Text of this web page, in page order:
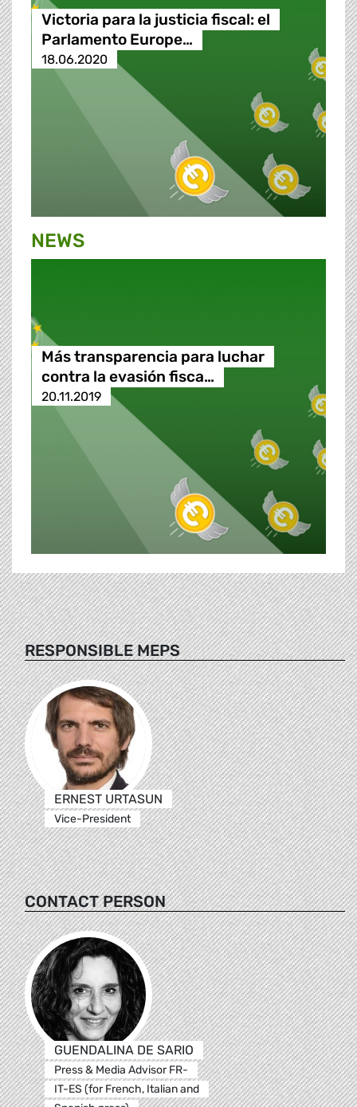
Victoria para la justicia fiscal: el
Parlamento Europe…
18.06.2020
NEWS
Más transparencia para luchar
contra la evasión fisca…
20.11.2019
RESPONSIBLE MEPS
ERNEST URTASUN
Vice-President
CONTACT PERSON
GUENDALINA DE SARIO
Press & Media Advisor FR-
IT-ES (for French, Italian and